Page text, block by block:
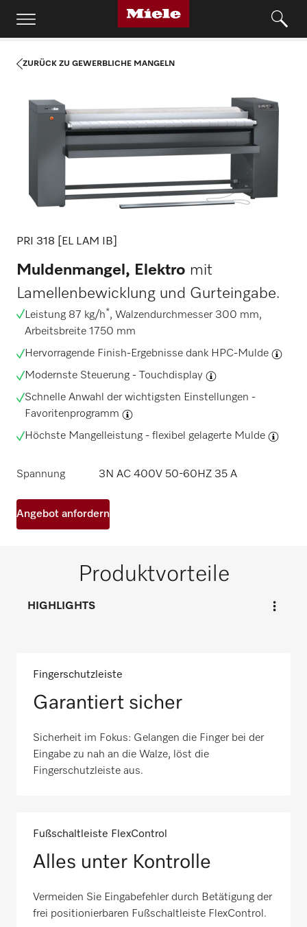
ZURÜCK ZU GEWERBLICHE MANGELN
PRI 318 [EL LAM IB]
Muldenmangel, Elektro mit
Lamellenbewicklung und Gurteingabe.
Leistung 87 kg/h*, Walzendurchmesser 300 mm,
Arbeitsbreite 1750 mm
Hervorragende Finish-Ergebnisse dank HPC-Mulde
Modernste Steuerung - Touchdisplay
Schnelle Anwahl der wichtigsten Einstellungen -
Favoritenprogramm
Höchste Mangelleistung - flexibel gelagerte Mulde
Spannung 3N AC 400V 50-60HZ 35 A
Angebot anfordern
Produktvorteile
HIGHLIGHTS
Fingerschutzleiste
Garantiert sicher
Sicherheit im Fokus: Gelangen die Finger bei der
Eingabe zu nah an die Walze, löst die
Fingerschutzleiste aus.
Fußschaltleiste FlexControl
Alles unter Kontrolle
Vermeiden Sie Eingabefehler durch Betätigung der
frei positionierbaren Fußschaltleiste FlexControl.